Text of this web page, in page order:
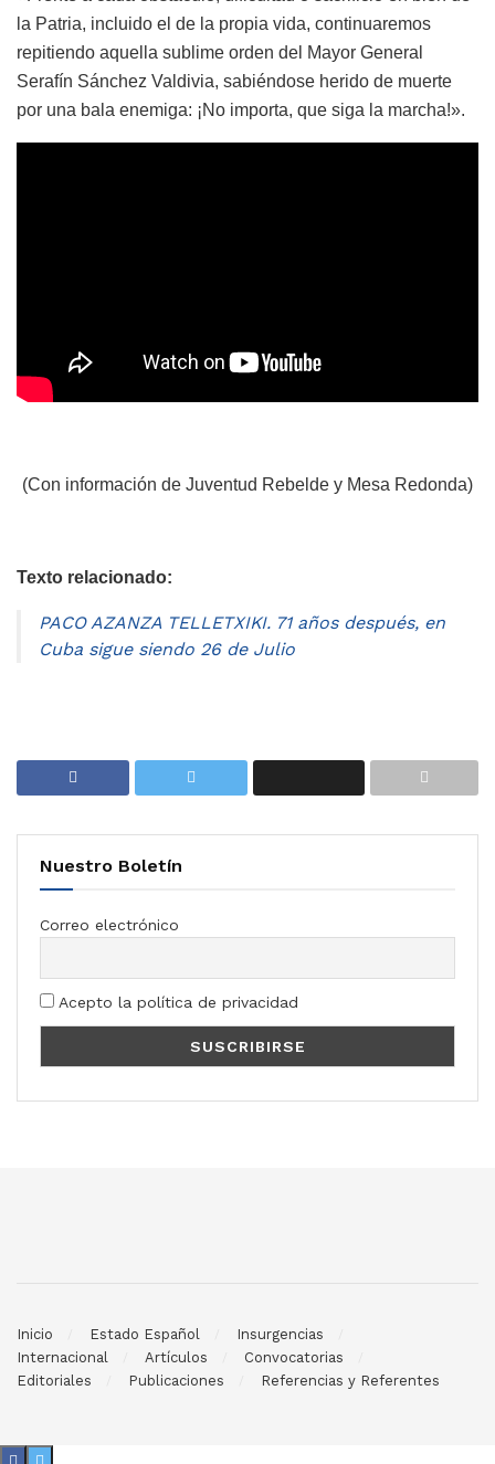
la Patria, incluido el de la propia vida, continuaremos
repitiendo aquella sublime orden del Mayor General
Serafín Sánchez Valdivia, sabiéndose herido de muerte
por una bala enemiga: ¡No importa, que siga la marcha!».
(Con información de Juventud Rebelde y Mesa Redonda)
Texto relacionado:
PACO AZANZA TELLETXIKI. 71 años después, en
Cuba sigue siendo 26 de Julio
Nuestro Boletín
Correo electrónico
Acepto la política de privacidad
Inicio Estado Español
Insurgencias
Internacional
Artículos
Convocatorias
Editoriales
Publicaciones Referencias y Referentes